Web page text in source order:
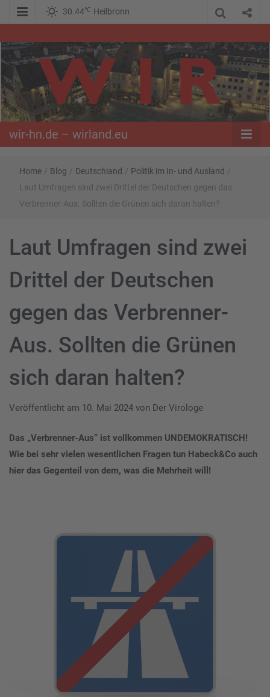
30.44℃ Heilbronn
wir-hn.de –
wirland.eu
wir-hn.de – wirland.eu
Home / Blog / Deutschland / Politik im In- und Ausland /
Laut Umfragen sind zwei Drittel der Deutschen gegen das
Verbrenner-Aus. Sollten die Grünen sich daran halten?
Laut Umfragen sind zwei
Drittel der Deutschen
gegen das Verbrenner-
Aus. Sollten die Grünen
sich daran halten?
Veröffentlicht am 10. Mai 2024 von Der Virologe
Das „Verbrenner-Aus“ ist vollkommen UNDEMOKRATISCH!
Wie bei sehr vielen wesentlichen Fragen tun Habeck&Co auch
hier das Gegenteil von dem, was die Mehrheit will!